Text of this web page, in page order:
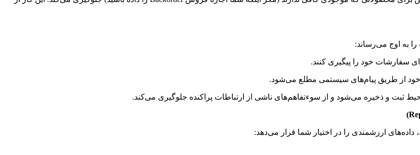
را به اوج می‌رساند:
خود را پیگیری کنند.
از طریق پیام‌های سیستمی مطلع می‌شود.
ثبت و ذخیره می‌شود و از سوءتفاهم‌های ناشی از ارتباطات پراکنده جلوگیری می‌کند.